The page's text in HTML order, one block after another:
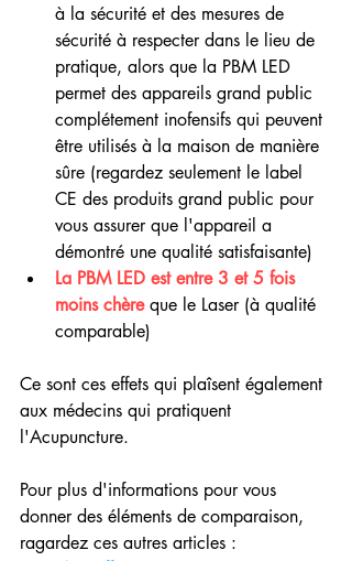
à la sécurité et des mesures de
sécurité à respecter dans le lieu de
pratique, alors que la PBM LED
permet des appareils grand public
complétement inofensifs qui peuvent
être utilisés à la maison de manière
sûre (regardez seulement le label
CE des produits grand public pour
vous assurer que l'appareil a
démontré une qualité satisfaisante)
La PBM LED est entre 3 et 5 fois
moins chère que le Laser (à qualité
comparable)
Ce sont ces effets qui plaîsent également
aux médecins qui pratiquent
l'Acupuncture.
Pour plus d'informations pour vous
donner des éléments de comparaison,
ragardez ces autres articles :